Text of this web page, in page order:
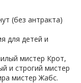
(без антракта)
для детей и
мистер Крот,
и строгий мистер
мистер Жабс.